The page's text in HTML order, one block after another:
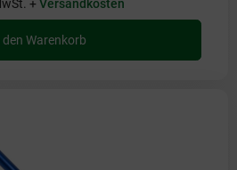
+Versandkosten
den Warenkorb